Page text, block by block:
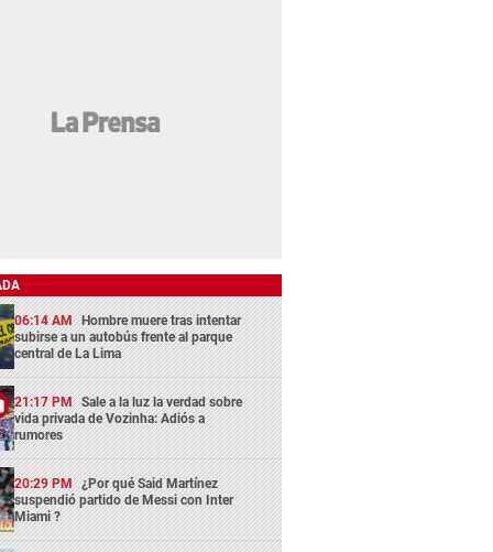
06:14 AM Hombre muere tras intentar
subirse a un autobús frente al parque
central de La Lima
21:17 PM Sale a la luz la verdad sobre
vida privada de Vozinha: Adiós a
rumores
20:29 PM ¿Por qué Said Martínez
suspendió partido de Messi con Inter
Miami ?